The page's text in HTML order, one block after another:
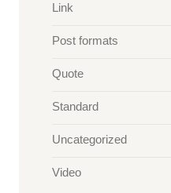
Link
Post formats
Quote
Standard
Uncategorized
Video